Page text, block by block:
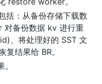
括：从备份存储下载数
备份数据 kv 进行重
、将处理好的 SST 文
结果给 BR。